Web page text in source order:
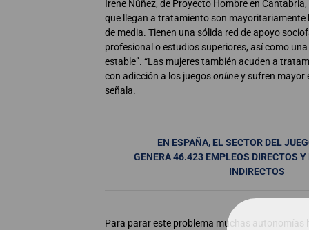
Irene Núñez, de Proyecto Hombre en
que llegan a tratamiento son mayoritariamente
de media. Tienen una sólida red de apoyo
profesional o estudios superiores, así como
estable”. “Las mujeres también acuden a
con adicción a los juegosonliney sufren mayor
señala.
EN ESPAÑA, EL SECTOR DEL
GENERA 46.423 EMPLEOS DIRECTOS
INDIRECTOS
Para parar este problema muchas autonomías